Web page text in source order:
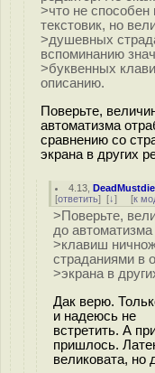
>что не способен
текстовик, но
>душевных
вспоминанию
>буквенных
описанию.
Поверьте,
автоматизма
сравнению со
экрана в других
4.13 ,DeadMustdie
[ответить] [↓] [к
>Поверьте,
до
>клавиш
страданиями в
>экрана в
Дак верю.
и надеюсь не
встретить. А
пришлось.
великовата, но